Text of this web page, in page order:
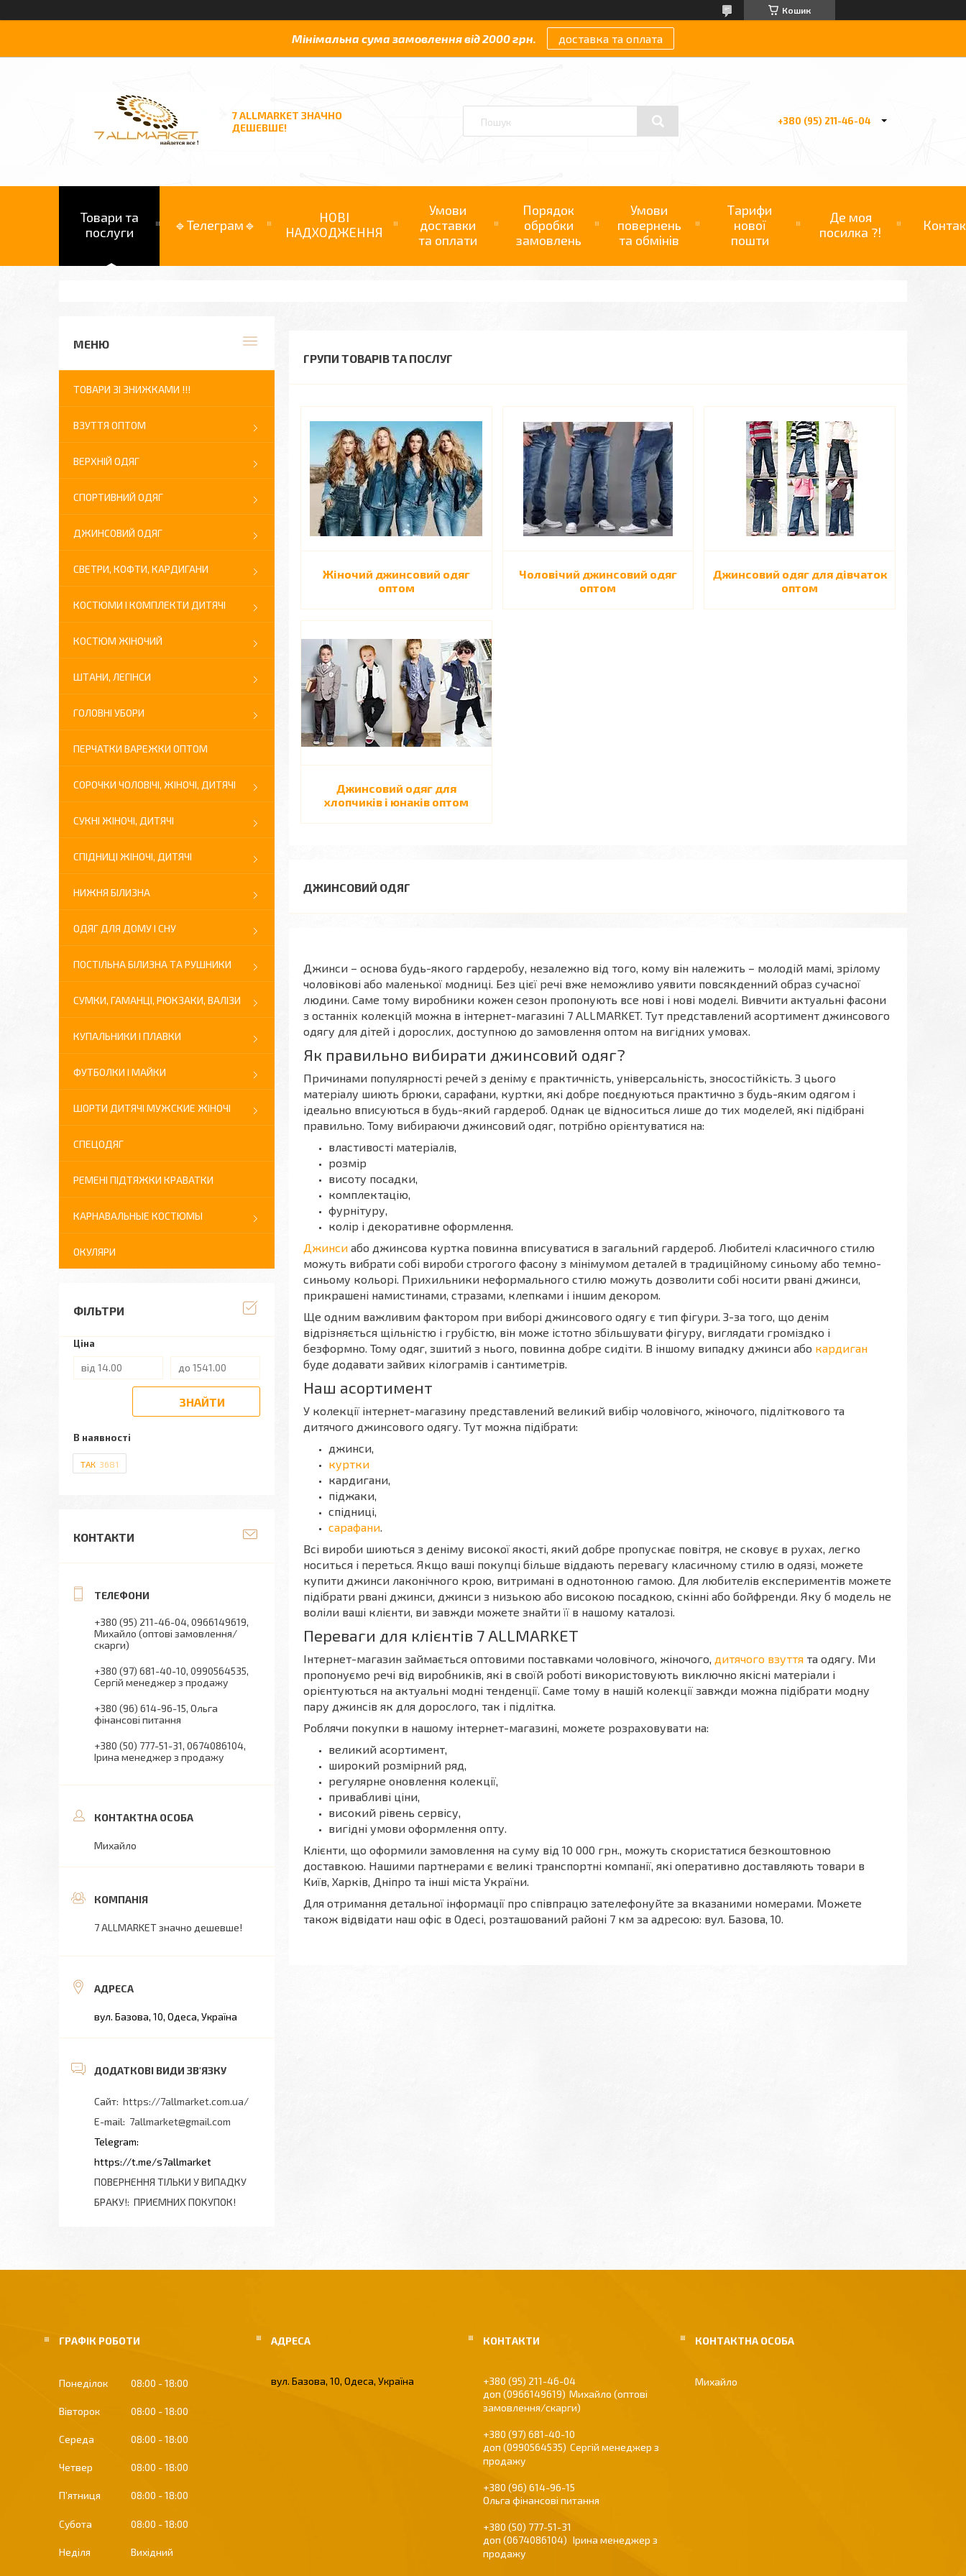
Кошик
Мінімальна сума замовлення від 2000 грн. доставка та оплата
7 ALLMARKET ЗНАЧНО
ДЕШЕВШЕ!
+380 (95) 211-46-04
Товари та
послуги
🔹Телеграм🔹
НОВІ
НАДХОДЖЕННЯ
Умови
доставки
та оплати
Порядок
обробки
замовлень
Умови
повернень
та обмінів
Тарифи
нової
пошти
Де моя
посилка ?!
ГРУПИ ТОВАРІВ ТА ПОСЛУГ
Жіночий джинсовий одяг
оптом
Чоловічий джинсовий одяг
оптом
Джинсовий одяг для дівчаток
оптом
Джинсовий одяг для
хлопчиків і юнаків оптом
ДЖИНСОВИЙ ОДЯГ
Джинси – основа будь-якого гардеробу, незалежно від того, кому він належить – молодій мамі, зрілому
чоловікові або маленької модниці. Без цієї речі вже неможливо уявити повсякденний образ сучасної
людини. Саме тому виробники кожен сезон пропонують все нові і нові моделі. Вивчити актуальні фасони
з останніх колекцій можна в інтернет-магазині 7 ALLMARKET. Тут представлений асортимент джинсового
одягу для дітей і дорослих, доступною до замовлення оптом на вигідних умовах.
Як правильно вибирати джинсовий одяг?
Причинами популярності речей з деніму є практичність, універсальність, зносостійкість. З цього
матеріалу шиють брюки, сарафани, куртки, які добре поєднуються практично з будь-яким одягом і
ідеально вписуються в будь-який гардероб. Однак це відноситься лише до тих моделей, які підібрані
правильно. Тому вибираючи джинсовий одяг, потрібно орієнтуватися на:
властивості матеріалів,
розмір
висоту посадки,
комплектацію,
фурнітуру,
колір і декоративне оформлення.
Джинси або джинсова куртка повинна вписуватися в загальний гардероб. Любителі класичного стилю
можуть вибрати собі вироби строгого фасону з мінімумом деталей в традиційному синьому або темно-
синьому кольорі. Прихильники неформального стилю можуть дозволити собі носити рвані джинси,
прикрашені намистинами, стразами, клепками і іншим декором.
Ще одним важливим фактором при виборі джинсового одягу є тип фігури. З-за того, що денім
відрізняється щільністю і грубістю, він може істотно збільшувати фігуру, виглядати громіздко і
безформно. Тому одяг, зшитий з нього, повинна добре сидіти. В іншому випадку джинси або кардиган
буде додавати зайвих кілограмів і сантиметрів.
Наш асортимент
У колекції інтернет-магазину представлений великий вибір чоловічого, жіночого, підліткового та
дитячого джинсового одягу. Тут можна підібрати:
джинси,
куртки
кардигани,
піджаки,
спідниці,
сарафани.
Всі вироби шиються з деніму високої якості, який добре пропускає повітря, не сковує в рухах, легко
носиться і переться. Якщо ваші покупці більше віддають перевагу класичному стилю в одязі, можете
купити джинси лаконічного крою, витримані в однотонною гамою. Для любителів експериментів можете
підібрати рвані джинси, джинси з низькою або високою посадкою, скінні або бойфренди. Яку б модель не
воліли ваші клієнти, ви завжди можете знайти її в нашому каталозі.
Переваги для клієнтів 7 ALLMARKET
Інтернет-магазин займається оптовими поставками чоловічого, жіночого, дитячого взуття та одягу. Ми
пропонуємо речі від виробників, які в своїй роботі використовують виключно якісні матеріали і
орієнтуються на актуальні модні тенденції. Саме тому в нашій колекції завжди можна підібрати модну
пару джинсів як для дорослого, так і підлітка.
Роблячи покупки в нашому інтернет-магазині, можете розраховувати на:
великий асортимент,
широкий розмірний ряд,
регулярне оновлення колекції,
привабливі ціни,
високий рівень сервісу,
вигідні умови оформлення опту.
Клієнти, що оформили замовлення на суму від 10 000 грн., можуть скористатися безкоштовною
доставкою. Нашими партнерами є великі транспортні компанії, які оперативно доставляють товари в
Київ, Харків, Дніпро та інші міста України.
Для отримання детальної інформації про співпрацю зателефонуйте за вказаними номерами. Можете
також відвідати наш офіс в Одесі, розташований районі 7 км за адресою: вул. Базова, 10.
ТОВАРИ ЗІ ЗНИЖКАМИ !!!
ВЗУТТЯ ОПТОМ
ВЕРХНІЙ ОДЯГ
СПОРТИВНИЙ ОДЯГ
ДЖИНСОВИЙ ОДЯГ
СВЕТРИ, КОФТИ, КАРДИГАНИ
КОСТЮМИ І КОМПЛЕКТИ ДИТЯЧІ
КОСТЮМ ЖІНОЧИЙ
ШТАНИ, ЛЕГІНСИ
ГОЛОВНІ УБОРИ
ПЕРЧАТКИ ВАРЕЖКИ ОПТОМ
СОРОЧКИ ЧОЛОВІЧІ, ЖІНОЧІ, ДИТЯЧІ
СУКНІ ЖІНОЧІ, ДИТЯЧІ
СПІДНИЦІ ЖІНОЧІ, ДИТЯЧІ
НИЖНЯ БІЛИЗНА
ОДЯГ ДЛЯ ДОМУ І СНУ
ПОСТІЛЬНА БІЛИЗНА ТА РУШНИКИ
СУМКИ, ГАМАНЦІ, РЮКЗАКИ, ВАЛІЗИ
КУПАЛЬНИКИ І ПЛАВКИ
ФУТБОЛКИ І МАЙКИ
ШОРТИ ДИТЯЧІ МУЖСКИЕ ЖІНОЧІ
СПЕЦОДЯГ
РЕМЕНІ ПІДТЯЖКИ КРАВАТКИ
КАРНАВАЛЬНЫЕ КОСТЮМЫ
ОКУЛЯРИ
ФІЛЬТРИ
Ціна
ЗНАЙТИ
В наявності
ТАК 3681
КОНТАКТИ
+380 (95) 211-46-04 0966149619
Михайло (оптові замовлення/
скарги)
+380 (97) 681-40-10 0990564535
Сергій менеджер з продажу
+380 (96) 614-96-15 Ольга
фінансові питання
+380 (50) 777-51-31 0674086104
Ірина менеджер з продажу
Михайло
7 ALLMARKET значно дешевше!
вул. Базова, 10, Одеса, Україна
https://7allmarket.com.ua/
7allmarket@gmail.com
https://t.me/s7allmarket
ПОВЕРНЕННЯ ТІЛЬКИ У ВИПАДКУ
БРАКУ! ПРИЄМНИХ ПОКУПОК!
ГРАФІК РОБОТИ
Понеділок 08:00 18:00
Вівторок 08:00 18:00
Середа 08:00 18:00
Четвер 08:00 18:00
Пʼятниця 08:00 18:00
Субота 08:00 18:00
Неділя Вихідний
вул. Базова, 10, Одеса, Україна
+380 (95) 211-46-04
0966149619
Михайло (оптові
замовлення/скарги)
+380 (97) 681-40-10
0990564535
Сергій менеджер з
продажу
+380 (96) 614-96-15
Ольга фінансові питання
+380 (50) 777-51-31
0674086104
Ірина менеджер з
продажу
Михайло